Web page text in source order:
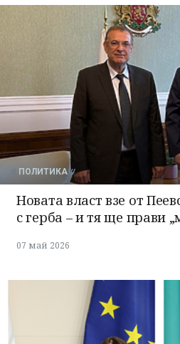
ПОЛИТИКА
Новата власт взе от
с герба – и тя ще прави
07 май 2026